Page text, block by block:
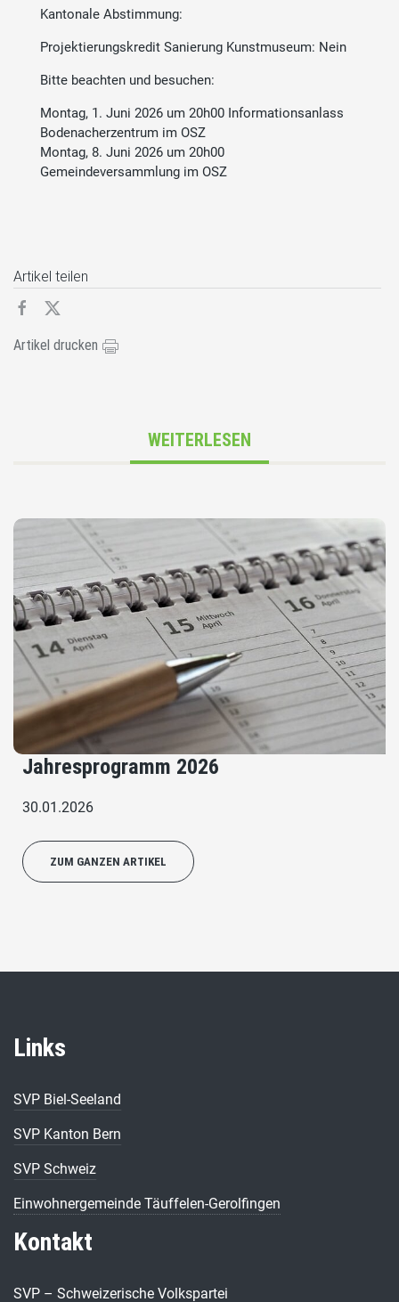
Kantonale Abstimmung:
Projektierungskredit Sanierung Kunstmuseum: Nein
Bitte beachten und besuchen:
Montag, 1. Juni 2026 um 20h00 Informationsanlass
Bodenacherzentrum im OSZ
Montag, 8. Juni 2026 um 20h00
Gemeindeversammlung im OSZ
Artikel teilen
Artikel drucken
WEITERLESEN
Jahresprogramm 2026
30.01.2026
ZUM GANZEN ARTIKEL
Links
SVP Biel-Seeland
SVP Kanton Bern
SVP Schweiz
Einwohnergemeinde Täuffelen-Gerolfingen
Kontakt
SVP – Schweizerische Volkspartei